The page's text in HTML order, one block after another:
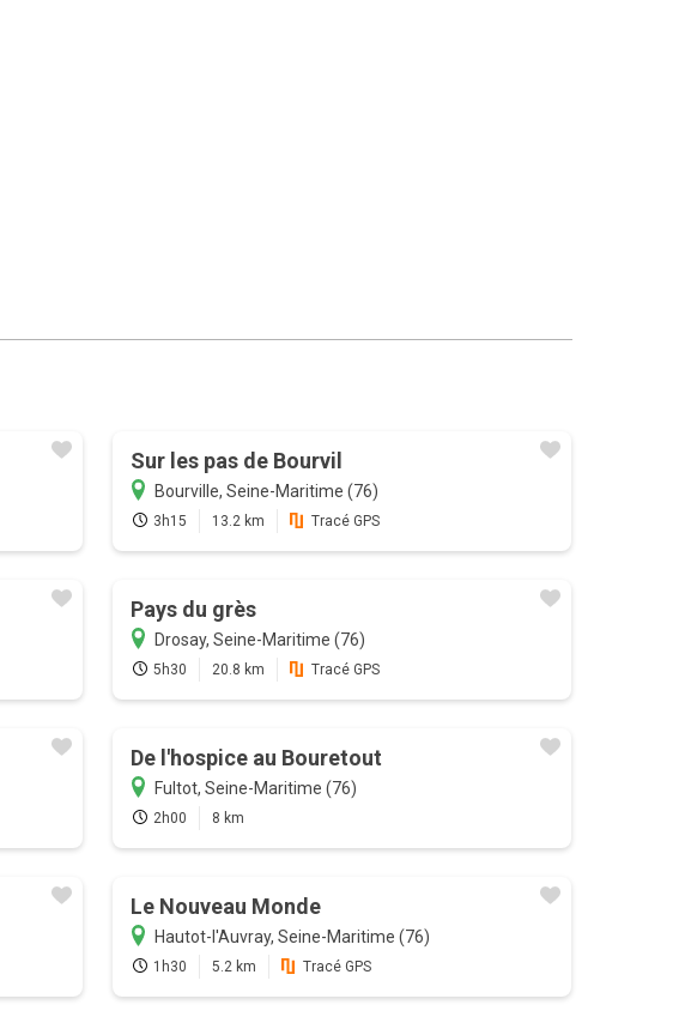
Sur les pas de Bourvil
Bourville, Seine-Maritime (76)
3h15 13.2 km Tracé GPS
Pays du grès
Drosay, Seine-Maritime (76)
5h30 20.8 km Tracé GPS
De l'hospice au Bouretout
Fultot, Seine-Maritime (76)
2h00 8 km
Le Nouveau Monde
Hautot-l'Auvray, Seine-Maritime (76)
1h30 5.2 km Tracé GPS